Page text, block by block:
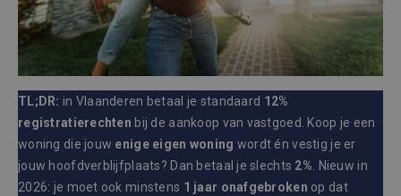
TL;DR: in Vlaanderen betaal je standaard 12%
registratierechten bij de aankoop van vastgoed. Koop je een
woning die jouw enige eigen woning wordt én vestig je er
jouw hoofdverblijfplaats? Dan betaal je slechts 2%. Nieuw in
2026: je moet ook minstens 1 jaar onafgebroken op dat